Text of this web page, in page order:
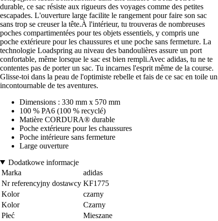
durable, ce sac résiste aux rigueurs des voyages comme des petites
escapades. L'ouverture large facilite le rangement pour faire son sac
sans trop se creuser la tête.À l'intérieur, tu trouveras de nombreuses
poches compartimentées pour tes objets essentiels, y compris une
poche extérieure pour les chaussures et une poche sans fermeture. La
technologie Loadspring au niveau des bandoulières assure un port
confortable, même lorsque le sac est bien rempli.Avec adidas, tu ne te
contentes pas de porter un sac. Tu incarnes l'esprit même de la course.
Glisse-toi dans la peau de l'optimiste rebelle et fais de ce sac en toile un
incontournable de tes aventures.
Dimensions : 330 mm x 570 mm
100 % PA6 (100 % recyclé)
Matière CORDURA® durable
Poche extérieure pour les chaussures
Poche intérieure sans fermeture
Large ouverture
Dodatkowe informacje
Marka
adidas
Nr referencyjny dostawcy KF1775
Kolor
czarny
Kolor
Czarny
Płeć
Mieszane